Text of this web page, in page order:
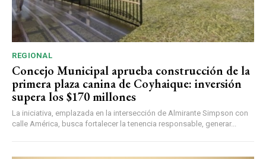
REGIONAL
Concejo Municipal aprueba construcción de la
primera plaza canina de Coyhaique: inversión
supera los $170 millones
La iniciativa, emplazada en la intersección de Almirante Simpson con
calle América, busca fortalecer la tenencia responsable, generar...